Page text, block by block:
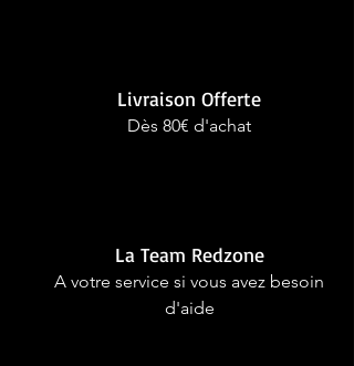
Livraison Offerte
Dès 80€ d'achat
La Team Redzone
A votre service si vous avez besoin
d'aide